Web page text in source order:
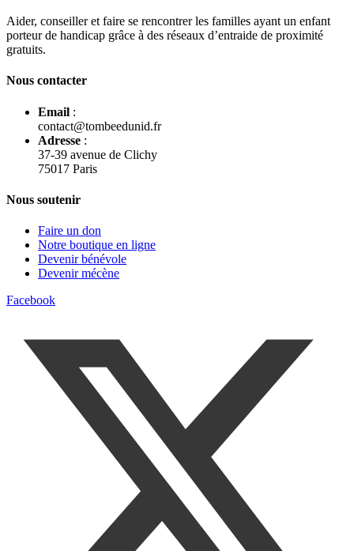
Aider, conseiller et faire se rencontrer les familles ayant un enfant
porteur de handicap grâce à des réseaux d’entraide de proximité
gratuits.
Nous contacter
Email :
contact@tombeedunid.fr
Adresse :
37-39 avenue de Clichy
75017 Paris
Nous soutenir
Faire un don
Notre boutique en ligne
Devenir bénévole
Devenir mécène
Facebook